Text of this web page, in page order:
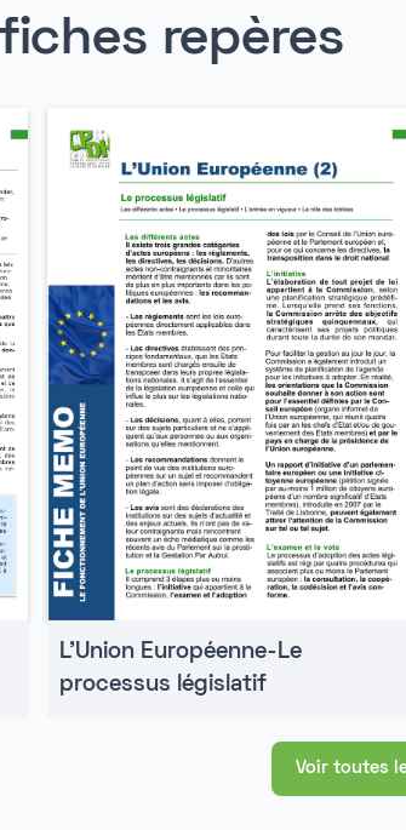
repères
L'Union Européenne-Le
processus législatif
Voir toutes